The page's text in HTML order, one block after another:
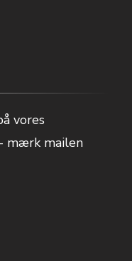
vores
- mærk mailen